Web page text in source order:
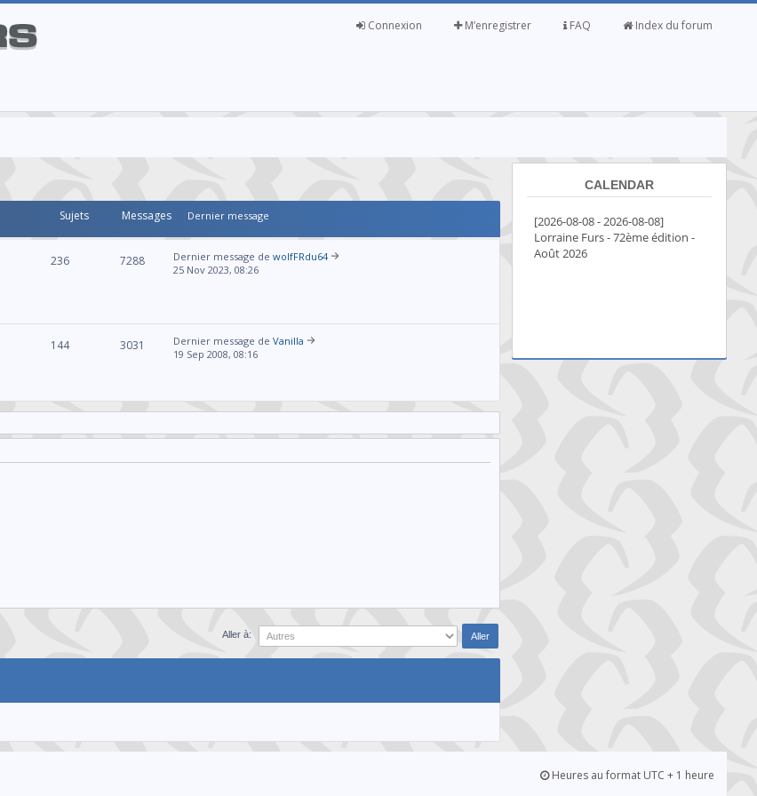
Index du forum
FAQ
M’enregistrer
Connexion
Sujets Messages Dernier message
236 7288 Dernier message de wolfFRdu64
25 Nov 2023, 08:26
144 3031 Dernier message de Vanilla
19 Sep 2008, 08:16
Aller à:
CALENDAR
Heures au format UTC + 1 heure